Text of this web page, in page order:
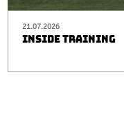
21.07.2026
INSIDE TRAINING